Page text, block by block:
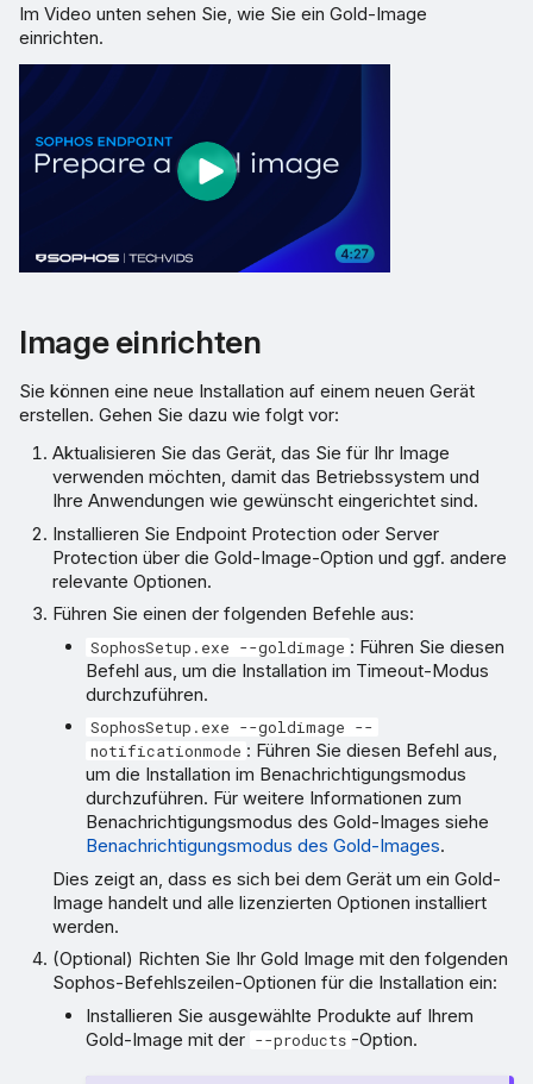
Im Video unten sehen Sie, wie Sie ein Gold-Image
einrichten.
Image einrichten
Sie können eine neue Installation auf einem neuen Gerät
erstellen. Gehen Sie dazu wie folgt vor:
Aktualisieren Sie das Gerät, das Sie für Ihr Image
verwenden möchten, damit das Betriebssystem und
Ihre Anwendungen wie gewünscht eingerichtet sind.
Installieren Sie Endpoint Protection oder Server
Protection über die Gold-Image-Option und ggf. andere
relevante Optionen.
Führen Sie einen der folgenden Befehle aus:
SophosSetup.exe --goldimage : Führen Sie diesen
Befehl aus, um die Installation im Timeout-Modus
durchzuführen.
SophosSetup.exe --goldimage --
notificationmode : Führen Sie diesen Befehl aus,
um die Installation im Benachrichtigungsmodus
durchzuführen. Für weitere Informationen zum
Benachrichtigungsmodus des Gold-Images siehe
Benachrichtigungsmodus des Gold-Images.
Dies zeigt an, dass es sich bei dem Gerät um ein Gold-
Image handelt und alle lizenzierten Optionen installiert
werden.
(Optional) Richten Sie Ihr Gold Image mit den folgenden
Sophos-Befehlszeilen-Optionen für die Installation ein:
Installieren Sie ausgewählte Produkte auf Ihrem
Gold-Image mit der --products -Option.